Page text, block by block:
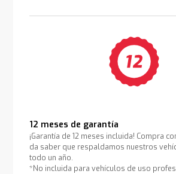
12 meses de garantía
¡Garantía de 12 meses incluida! Compra
da saber que respaldamos nuestros
todo un año.
*No incluida para vehículos de uso